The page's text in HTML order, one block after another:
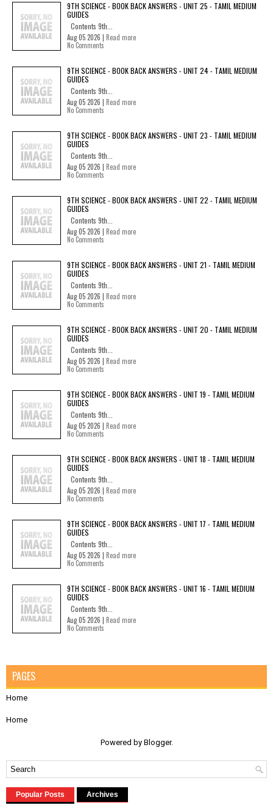
9TH SCIENCE - BOOK BACK ANSWERS - UNIT 25 - TAMIL MEDIUM
GUIDES
Contents 9th...
Aug 05 2026 | Read more
No Comments
9TH SCIENCE - BOOK BACK ANSWERS - UNIT 24 - TAMIL MEDIUM
GUIDES
Contents 9th...
Aug 05 2026 | Read more
No Comments
9TH SCIENCE - BOOK BACK ANSWERS - UNIT 23 - TAMIL MEDIUM
GUIDES
Contents 9th...
Aug 05 2026 | Read more
No Comments
9TH SCIENCE - BOOK BACK ANSWERS - UNIT 22 - TAMIL MEDIUM
GUIDES
Contents 9th...
Aug 05 2026 | Read more
No Comments
9TH SCIENCE - BOOK BACK ANSWERS - UNIT 21 - TAMIL MEDIUM
GUIDES
Contents 9th...
Aug 05 2026 | Read more
No Comments
9TH SCIENCE - BOOK BACK ANSWERS - UNIT 20 - TAMIL MEDIUM
GUIDES
Contents 9th...
Aug 05 2026 | Read more
No Comments
9TH SCIENCE - BOOK BACK ANSWERS - UNIT 19 - TAMIL MEDIUM
GUIDES
Contents 9th...
Aug 05 2026 | Read more
No Comments
9TH SCIENCE - BOOK BACK ANSWERS - UNIT 18 - TAMIL MEDIUM
GUIDES
Contents 9th...
Aug 05 2026 | Read more
No Comments
9TH SCIENCE - BOOK BACK ANSWERS - UNIT 17 - TAMIL MEDIUM
GUIDES
Contents 9th...
Aug 05 2026 | Read more
No Comments
9TH SCIENCE - BOOK BACK ANSWERS - UNIT 16 - TAMIL MEDIUM
GUIDES
Contents 9th...
Aug 05 2026 | Read more
No Comments
PAGES
Home
Home
Powered by Blogger.
Popular Posts Archives